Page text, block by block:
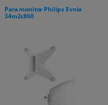
Para monitor Philips Evnia
34m2c860